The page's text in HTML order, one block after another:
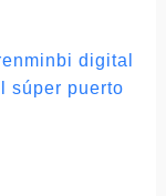
digital
súper puerto